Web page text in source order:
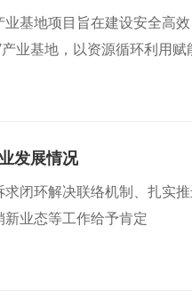
基地项目旨在建设安全高
业基地，以资源循环利用
发展情况
闭环解决联络机制、扎实
业态等工作给予肯定